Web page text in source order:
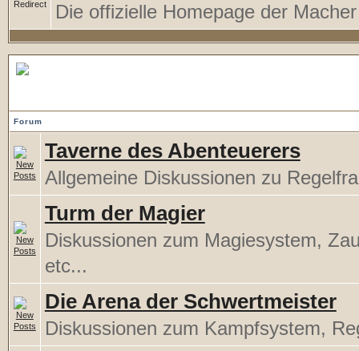
Die offizielle Homepage der
Forum
Taverne des Abenteuerers
Allgemeine Diskussionen zu
Turm der Magier
Diskussionen zum Magiesystem,
etc...
Die Arena der Schwertmeister
Diskussionen zum Kampfsystem,